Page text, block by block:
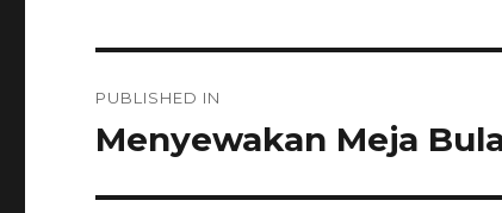
pos
PUBLISHED IN
Menyewakan Meja